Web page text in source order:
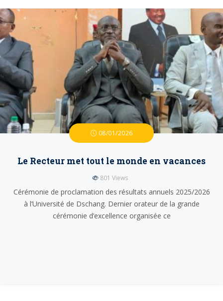
08/01/2026
Le Recteur met tout le monde en vacances
801 Views
Cérémonie de proclamation des résultats annuels 2025/2026
à l’Université de Dschang. Dernier orateur de la grande
cérémonie d’excellence organisée ce